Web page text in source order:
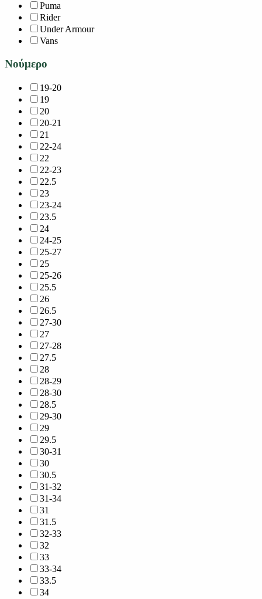
Puma
Rider
Under Armour
Vans
Νούμερο
19-20
19
20
20-21
21
22-24
22
22-23
22.5
23
23-24
23.5
24
24-25
25-27
25
25-26
25.5
26
26.5
27-30
27
27-28
27.5
28
28-29
28-30
28.5
29-30
29
29.5
30-31
30
30.5
31-32
31-34
31
31.5
32-33
32
33
33-34
33.5
34